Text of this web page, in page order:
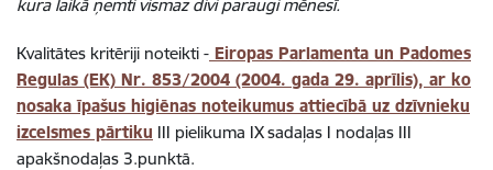
kura laikā ņemti vismaz divi paraugi mēnesī.
Kvalitātes kritēriji noteikti - Eiropas Parlamenta un Padomes
Regulas (EK) Nr. 853/2004 (2004. gada 29. aprīlis), ar ko
nosaka īpašus higiēnas noteikumus attiecībā uz dzīvnieku
izcelsmes pārtiku III pielikuma IX sadaļas I nodaļas III
apakšnodaļas 3.punktā.